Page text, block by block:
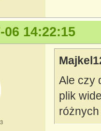
06 14:22:15
Ale czy
plik